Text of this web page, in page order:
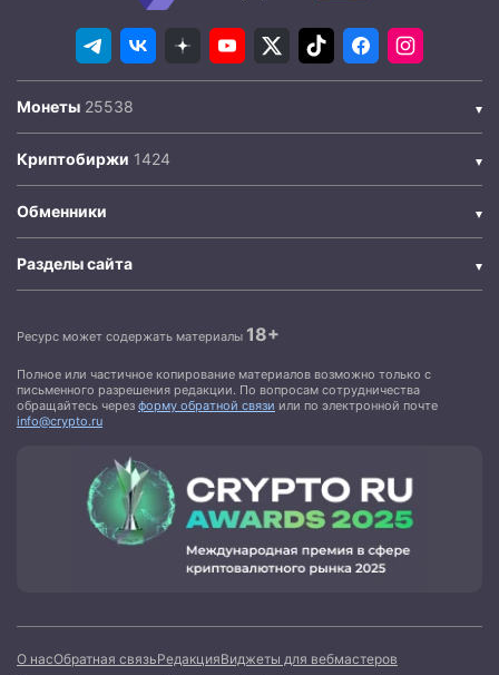
Монеты
Криптобиржи
Обменники
Разделы сайта
Ресурс может содержать материалы 18+
Полное или частичное копирование материалов возможно только с
письменного разрешения редакции. По вопросам сотрудничества
обращайтесь через форму обратной связи или по электронной почте
info@crypto.ru
О насОбратная связьРедакцияВиджеты для вебмастеров